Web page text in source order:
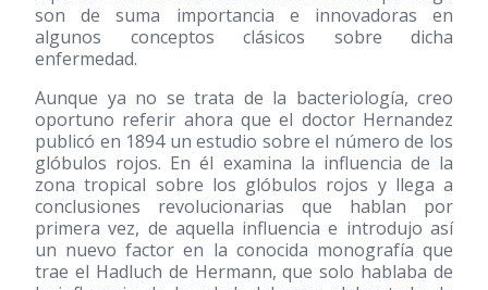
son de suma importancia e innovadoras en
algunos conceptos clásicos sobre dicha
enfermedad.
Aunque ya no se trata de la bacteriología, creo
oportuno referir ahora que el doctor Hernandez
publicó en 1894 un estudio sobre el número de los
glóbulos rojos. En él examina la influencia de la
zona tropical sobre los glóbulos rojos y llega a
conclusiones revolucionarias que hablan por
primera vez, de aquella influencia e introdujo así
un nuevo factor en la conocida monografía que
trae el Hadluch de Hermann, que solo hablaba de